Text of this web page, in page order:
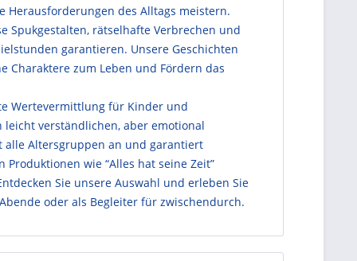
des Alltags meistern.
Spukgestalten, rätselhafte Verbrechen und
garantieren. Unsere Geschichten
Charaktere zum Leben und Fördern das
Wertevermittlung für Kinder und
leicht verständlichen, aber emotional
alle Altersgruppen an und garantiert
wie “Alles hat seine Zeit”
Sie unsere Auswahl und erleben Sie
oder als Begleiter für zwischendurch.